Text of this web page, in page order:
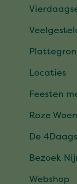
Locaties
Feesten
Roze
De
Bezoek
Webshop